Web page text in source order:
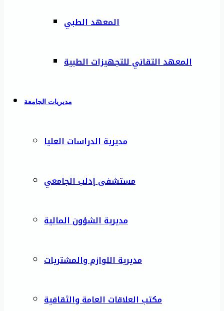
المعهد الطبي
المعهد التقاني للتجهيزات الطبية
مديريات الجامعة
مديرية الدراسات العليا
مستشفى إدلب الجامعي
مديرية الشؤون المالية
مديرية اللوازم والمشتريات
مكتب العلاقات العامة والثقافية